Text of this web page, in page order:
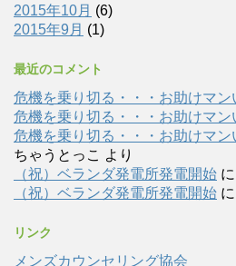
2015年10月 (6)
2015年9月 (1)
最近のコメント
危機を乗り切る・・・お助けマン
危機を乗り切る・・・お助けマン
危機を乗り切る・・・お助けマン
ちゃうとっこ より
（祝）ベランダ発電所発電開始 に
（祝）ベランダ発電所発電開始 に
リンク
メンズカウンセリング協会